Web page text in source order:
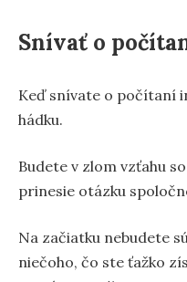
Snívať o
Keď snívate o počítaní
hádku.
Budete v zlom vzťahu
prinesie otázku
Na začiatku nebudete
niečoho, čo ste ťažko